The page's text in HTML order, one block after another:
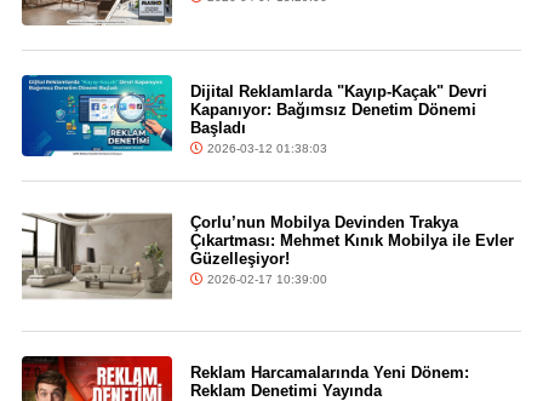
Dijital Reklamlarda "Kayıp-Kaçak" Devri
Kapanıyor: Bağımsız Denetim Dönemi
Başladı
2026-03-12 01:38:03
Çorlu’nun Mobilya Devinden Trakya
Çıkartması: Mehmet Kınık Mobilya ile Evler
Güzelleşiyor!
2026-02-17 10:39:00
Reklam Harcamalarında Yeni Dönem:
Reklam Denetimi Yayında